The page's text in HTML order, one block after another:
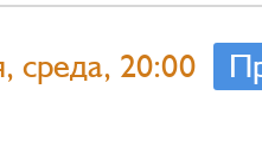
среда, 20:00